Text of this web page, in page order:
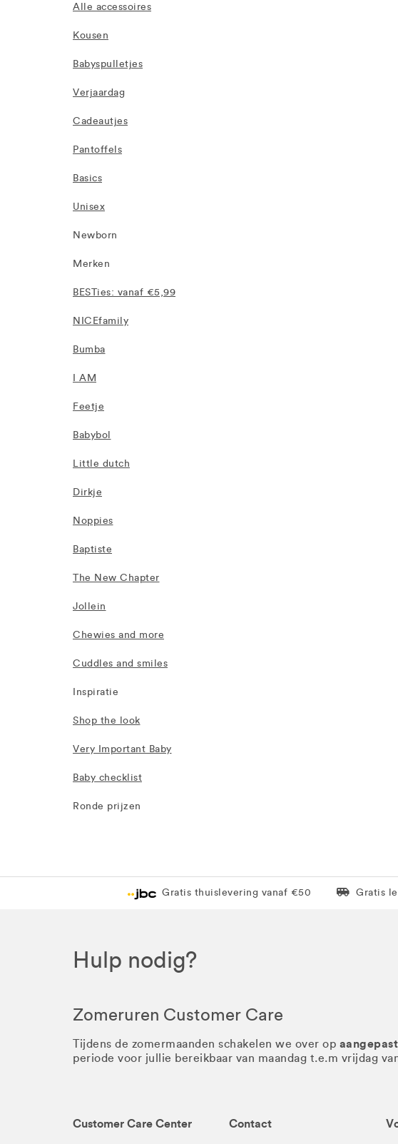
Alle accessoires
Kousen
Babyspulletjes
Verjaardag
Cadeautjes
Pantoffels
Basics
Unisex
Newborn
Merken
BESTies: vanaf €5,99
NICEfamily
Bumba
I AM
Feetje
Babybol
Little dutch
Dirkje
Noppies
Baptiste
The New Chapter
Jollein
Chewies and more
Cuddles and smiles
Inspiratie
Shop the look
Very Important Baby
Baby checklist
Ronde prijzen
Gratis thuislevering vanaf €50 Gratis
Hulp nodig?
Zomeruren Customer Care
Tijdens de zomermaanden schakelen we over op
periode voor jullie bereikbaar van maandag t.e.m vrijdag
Customer Care Center Contact